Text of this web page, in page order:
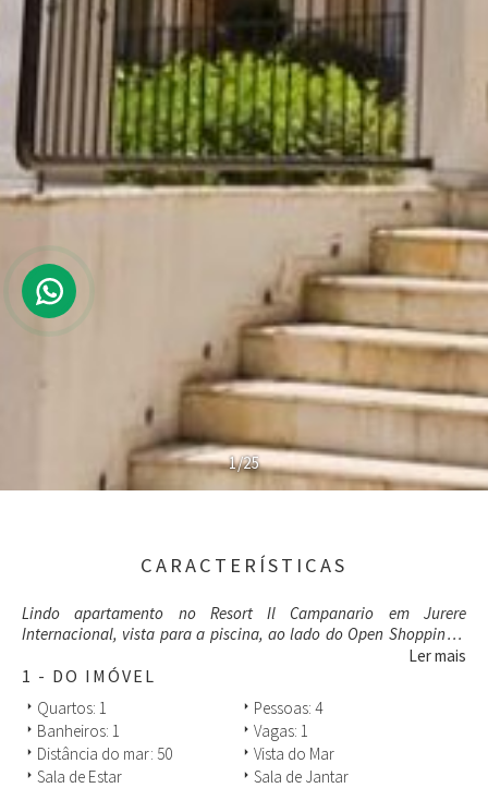
1/25
CARACTERÍSTICAS
Lindo apartamento no Resort Il Campanario em Jurere
Internacional, vista para a piscina, ao lado do Open Shopping e
Possibilidade de locação mensal até outubro.
Ler mais
1 - DO IMÓVEL
arrow_right Quartos: 1 arrow_right Pessoas: 4
arrow_right Banheiros: 1 arrow_right Vagas: 1
arrow_right Distância do mar: 50 arrow_right Vista do Mar
arrow_right Sala de Estar arrow_right Sala de Jantar